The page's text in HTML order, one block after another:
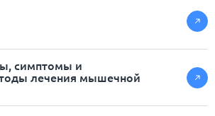
симптомы и
лечения мышечной